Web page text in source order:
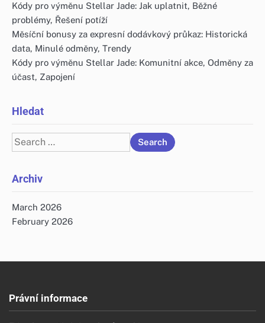
Kódy pro výměnu Stellar Jade: Jak uplatnit, Běžné
problémy, Řešení potíží
Měsíční bonusy za expresní dodávkový průkaz: Historická
data, Minulé odměny, Trendy
Kódy pro výměnu Stellar Jade: Komunitní akce, Odměny za
účast, Zapojení
Hledat
Search
for:
Archiv
March 2026
February 2026
Právní informace